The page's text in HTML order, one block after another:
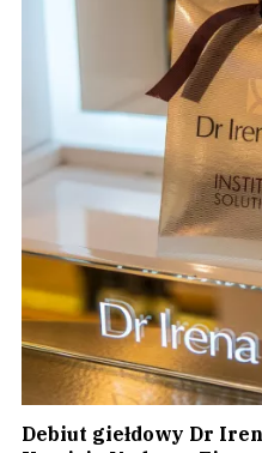
Debiut giełdowy Dr